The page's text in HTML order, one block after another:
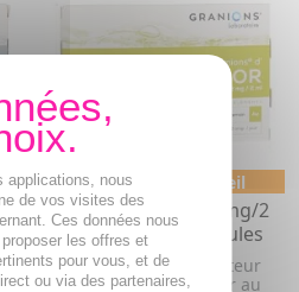
Médicament conseil
GRANIONS d'Or 0,2 mg/2
ml boîte de 30 ampoules
Utilisé comme modificateur
du terrain en particulier au
applications, nous
de vos visites des
Ces données nous
les offres et
pour vous, et de
ou via des partenaires,